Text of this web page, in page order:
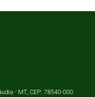
- MT, CEP: 78540-000